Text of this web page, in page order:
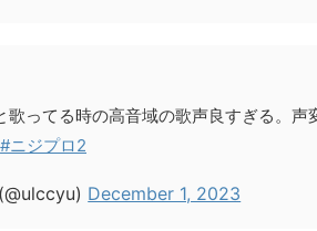
歌ってる時の高音域の歌声良すぎる。声
#ニジプロ2
(@ulccyu) December 1, 2023